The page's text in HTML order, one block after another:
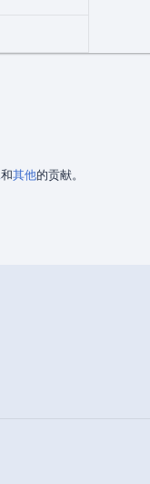
和其他的贡献。